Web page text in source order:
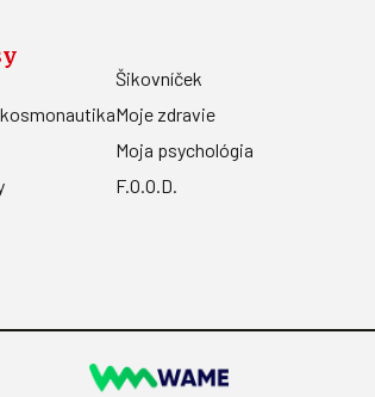
Šikovníček
Moje zdravie
Moja psychológia
F.O.O.D.